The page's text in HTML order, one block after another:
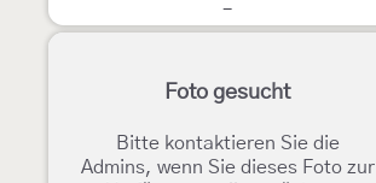
-
Foto gesucht
Bitte kontaktieren Sie die
Admins, wenn Sie dieses Foto zur